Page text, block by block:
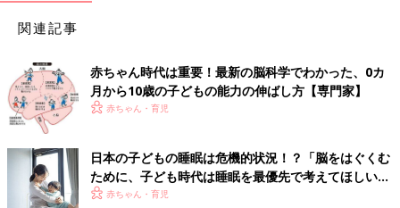
「生後すぐから、やさしく語りかけられ、抱っこされ、おむつが
情を注がれることで、子どもは親に深い信頼感を抱きます。この
ような親子の愛着形成は非常に重要で、脳が育つ土台となりま
す」（瀧先生）
【2】生後6カ月〜2才ごろ 母国語を習得する
生後6カ月から2才ごろは母国語の獲得にかかわる領域が発達しま
関連記事
赤ちゃん時代は重要！最新の脳科学でわかった、0カ
月から10歳の子どもの能力の伸ばし方【専門家】
赤ちゃん・育児
日本の子どもの睡眠は危機的状況！？「脳をはぐくむ
ために、子ども時代は睡眠を最優先で考えてほしい」
【乳幼児睡眠コンサルタント】
赤ちゃん・育児